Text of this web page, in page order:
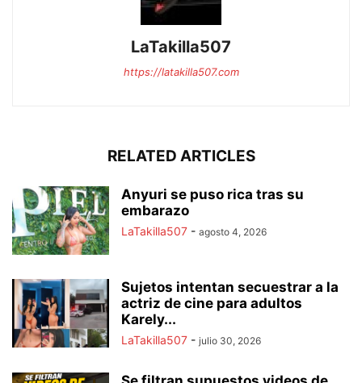
LaTakilla507
https://latakilla507.com
RELATED ARTICLES
Anyuri se puso rica tras su
embarazo
LaTakilla507 - agosto 4, 2026
Sujetos intentan secuestrar a la
actriz de cine para adultos
Karely...
LaTakilla507 - julio 30, 2026